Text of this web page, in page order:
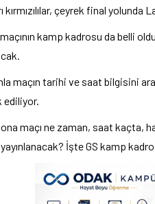
çeyrek final yolunda
kamp kadrosu da belli
maçın tarihi ve saat bilgisini
ediliyor.
maçı ne zaman, saat kaçta,
İşte GS kamp